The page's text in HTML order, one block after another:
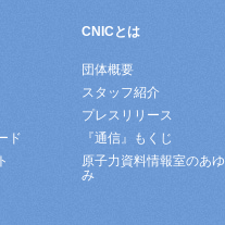
ド
CNICとは
団体概要
スタッフ紹介
プレスリリース
『通信』もくじ
原子力資料情報室のあゆ
み